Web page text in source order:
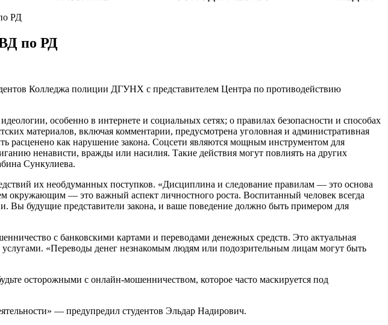
РД
по РД
Колледжа полиции ДГУНХ с представителем Центра по противодействию
особенно в интернете и социальных сетях; о правилах безопасности и способах
материалов, включая комментарии, предусмотрена уголовная и административная
расценено как нарушение закона. Соцсети являются мощным инструментом для
ненависти, вражды или насилия. Такие действия могут повлиять на других
Сункулиева.
их необдуманных поступков. «Дисциплина и следование правилам — это основа
окружающим — это важный аспект личностного роста. Воспитанный человек всегда
Вы будущие представители закона, и ваше поведение должно быть примером для
с банковскими картами и переводами денежных средств. Это актуальная
«Переводы денег незнакомым людям или подозрительным лицам могут быть
осторожными с онлайн-мошенничеством, которое часто маскируется под
— предупредил студентов Эльдар Надирович.